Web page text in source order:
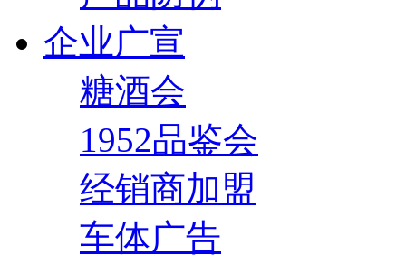
企业广宣
糖酒会
1952品鉴会
经销商加盟
车体广告